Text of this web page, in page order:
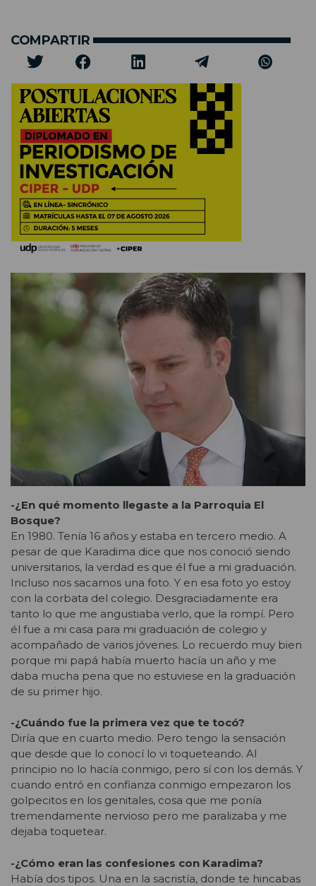
COMPARTIR
-¿En qué momento llegaste a la Parroquia El
Bosque?
En 1980. Tenía 16 años y estaba en tercero medio. A
pesar de que Karadima dice que nos conoció siendo
universitarios, la verdad es que él fue a mi graduación.
Incluso nos sacamos una foto. Y en esa foto yo estoy
con la corbata del colegio. Desgraciadamente era
tanto lo que me angustiaba verlo, que la rompí. Pero
él fue a mi casa para mi graduación de colegio y
acompañado de varios jóvenes. Lo recuerdo muy bien
porque mi papá había muerto hacía un año y me
daba mucha pena que no estuviese en la graduación
de su primer hijo.
-¿Cuándo fue la primera vez que te tocó?
Diría que en cuarto medio. Pero tengo la sensación
que desde que lo conocí lo vi toqueteando. Al
principio no lo hacía conmigo, pero sí con los demás. Y
cuando entró en confianza conmigo empezaron los
golpecitos en los genitales, cosa que me ponía
tremendamente nervioso pero me paralizaba y me
dejaba toquetear.
-¿Cómo eran las confesiones con Karadima?
Había dos tipos. Una en la sacristía, donde te hincabas